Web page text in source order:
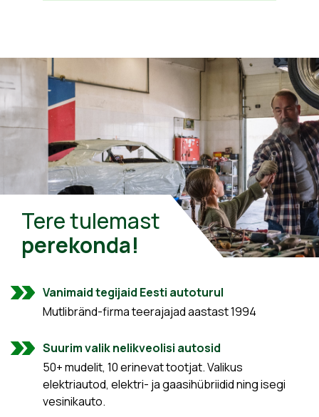
Tere tulemast
perekonda!
Vanimaid tegijaid Eesti autoturul
Mutlibränd-firma teerajajad aastast 1994
Suurim valik nelikveolisi autosid
50+ mudelit, 10 erinevat tootjat. Valikus
elektriautod, elektri- ja gaasihübriidid ning isegi
vesinikauto.